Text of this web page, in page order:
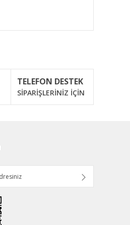
TELEFON DESTEK
SİPARİŞLERİNİZ İÇİN